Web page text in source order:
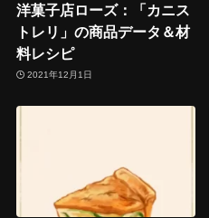
洋菓子店ローズ：「カニス
トレリ」の商品データ＆材
料レシピ
2021年12月1日